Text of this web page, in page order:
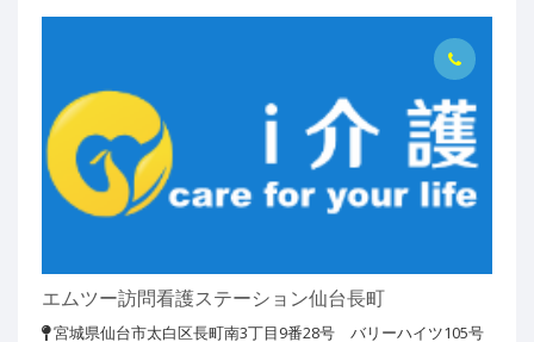
エムツー訪問看護ステーション仙台長町
宮城県仙台市太白区長町南3丁目9番28号 バリーハイツ105号